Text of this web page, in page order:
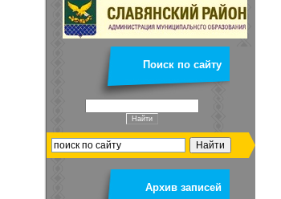
Поиск по сайту
Архив записей